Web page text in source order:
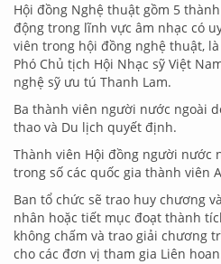
Hội đồng Nghệ thuật gồm 5
động trong lĩnh vực âm nhạc có
viên trong hội đồng nghệ thuật,
Phó Chủ tịch Hội Nhạc sỹ Việt
nghệ sỹ ưu tú Thanh Lam.
Ba thành viên người nước ngoài
thao và Du lịch quyết định.
Thành viên Hội đồng người nước
trong số các quốc gia thành viên
Ban tổ chức sẽ trao huy chương
nhân hoặc tiết mục đoạt thành
không chấm và trao giải chương
cho các đơn vị tham gia Liên